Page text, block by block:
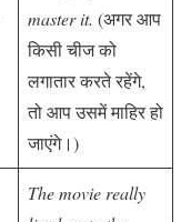
master it. (अगर आप
किसी चीज को
लगातार करते रहेंगे,
तो आप उसमें माहिर हो
जाएंगे।)
The movie really